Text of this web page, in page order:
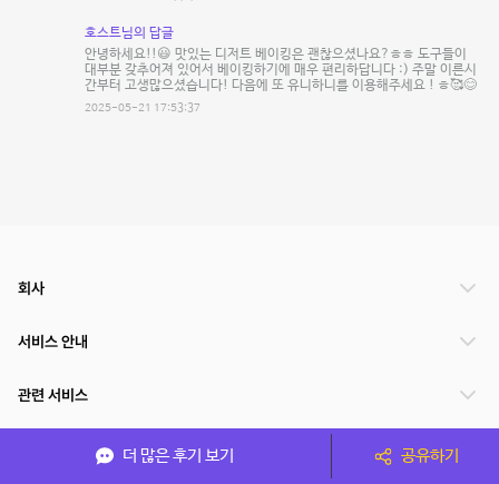
호스트님의 답글
안녕하세요!!😃 맛있는 디저트 베이킹은 괜찮으셨나요?ㅎㅎ 도구들이
대부분 갖추어져 있어서 베이킹하기에 매우 편리하답니다 :) 주말 이른시
간부터 고생많으셨습니다! 다음에 또 유니하니를 이용해주세요 ! ㅎ🥰😊
2025-05-21 17:53:37
더 많은 후기 보기 공유하기
회사
서비스 안내
관련 서비스